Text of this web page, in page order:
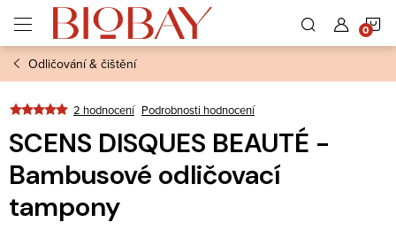
obsah
Odličování & čištění
2 hodnocení Podrobnosti hodnocení
SCENS DISQUES BEAUTÉ -
Bambusové odličovací
tampony